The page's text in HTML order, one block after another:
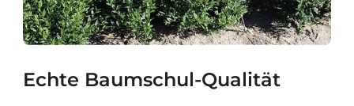
Echte Baumschul-Qualität